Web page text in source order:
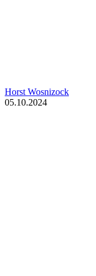
Horst Wosnizock
05.10.2024